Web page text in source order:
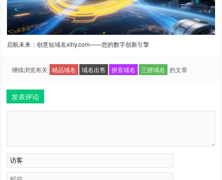
启航未来：创意短域名xihy.com——您的数字创新引擎
继续浏览有关 精品域名 域名出售 拼音域名 三拼域名 的文章
发表评论